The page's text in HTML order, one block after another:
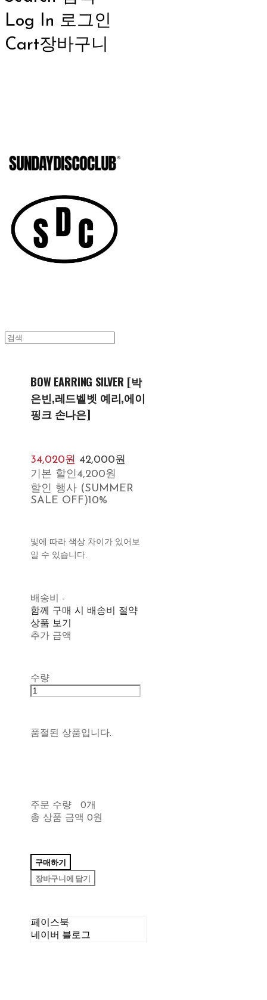
Log In 로그인
Cart장바구니
BOW EARRING SILVER [박
은빈,레드벨벳 예리,에이
핑크 손나은]
34,020원 42,000원
기본 할인4,200원
할인 행사 (SUMMER
SALE OFF)10%
빛에 따라 색상 차이가 있어보
일 수 있습니다.
배송비 -
함께 구매 시 배송비 절약
상품 보기
추가 금액
수량
품절된 상품입니다.
주문 수량
0개
총 상품 금액 0원
구매하기
장바구니에 담기
페이스북
네이버 블로그